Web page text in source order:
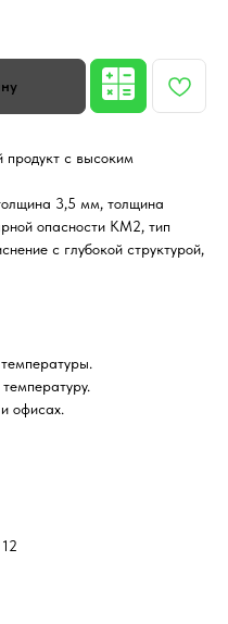
продукт с высоким
3,5 мм, толщина
опасности КМ2, тип
с глубокой структурой,
офисах.